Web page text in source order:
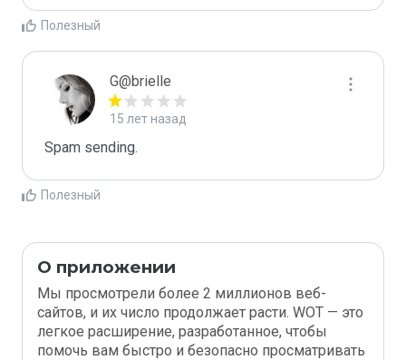
Полезный
G@brielle
15 лет назад
Spam sending.
Полезный
О приложении
Мы просмотрели более 2 миллионов веб-
сайтов, и их число продолжает расти. WOT — это
легкое расширение, разработанное, чтобы
помочь вам быстро и безопасно просматривать